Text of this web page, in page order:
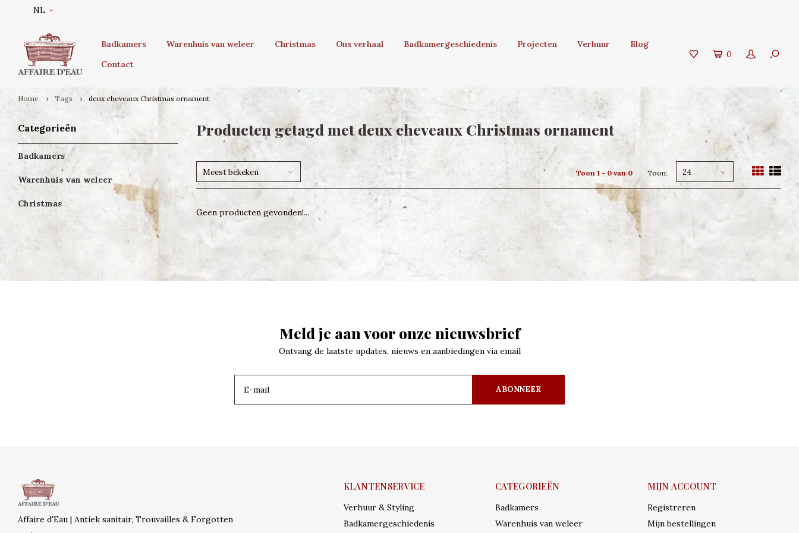
NL
Badkamers Warenhuis van weleer Christmas Ons verhaal Badkamergeschiedenis Projecten Verhuur
Blog
Contact
0
Home Tags deux cheveaux Christmas ornament
Categorieën
Badkamers
Warenhuis van weleer
Christmas
Producten getagd met deux cheveaux Christmas ornament
Meest bekeken Toon 1 - 0 van 0 Toon: 24
Geen producten gevonden!...
Meld je aan voor onze nieuwsbrief
Ontvang de laatste updates, nieuws en aanbiedingen via email
ABONNEER
Affaire d'Eau | Antiek sanitair, Trouvailles & Forgotten
KLANTENSERVICE
Verhuur & Styling
Badkamergeschiedenis
CATEGORIEËN
Badkamers
Warenhuis van weleer
MIJN ACCOUNT
Registreren
Mijn bestellingen